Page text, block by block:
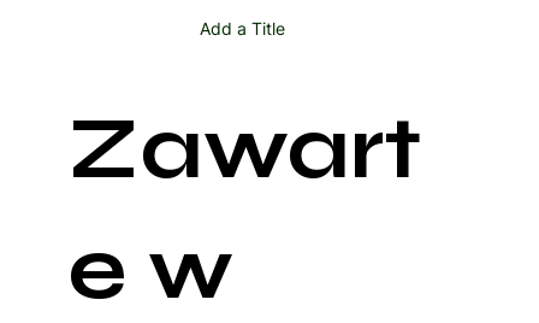
Add a Title
Zawart
e w